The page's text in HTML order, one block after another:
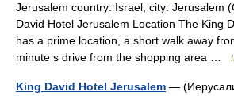
Jerusalem country: Israel, city: Jerusalem
David Hotel Jerusalem Location The King
has a prime location, a short walk away
minute s drive from the shopping area …
King David Hotel Jerusalem —